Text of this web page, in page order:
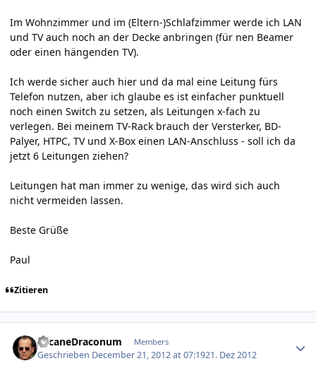
Im Wohnzimmer und im (Eltern-)Schlafzimmer werde ich LAN
und TV auch noch an der Decke anbringen (für nen Beamer
oder einen hängenden TV).
Ich werde sicher auch hier und da mal eine Leitung fürs
Telefon nutzen, aber ich glaube es ist einfacher punktuell
noch einen Switch zu setzen, als Leitungen x-fach zu
verlegen. Bei meinem TV-Rack brauch der Versterker, BD-
Palyer, HTPC, TV und X-Box einen LAN-Anschluss - soll ich da
jetzt 6 Leitungen ziehen?
Leitungen hat man immer zu wenige, das wird sich auch
nicht vermeiden lassen.
Beste Grüße
Paul
Zitieren
ArcaneDraconum Members
Geschrieben December 21, 2012 at 07:1921. Dez 2012